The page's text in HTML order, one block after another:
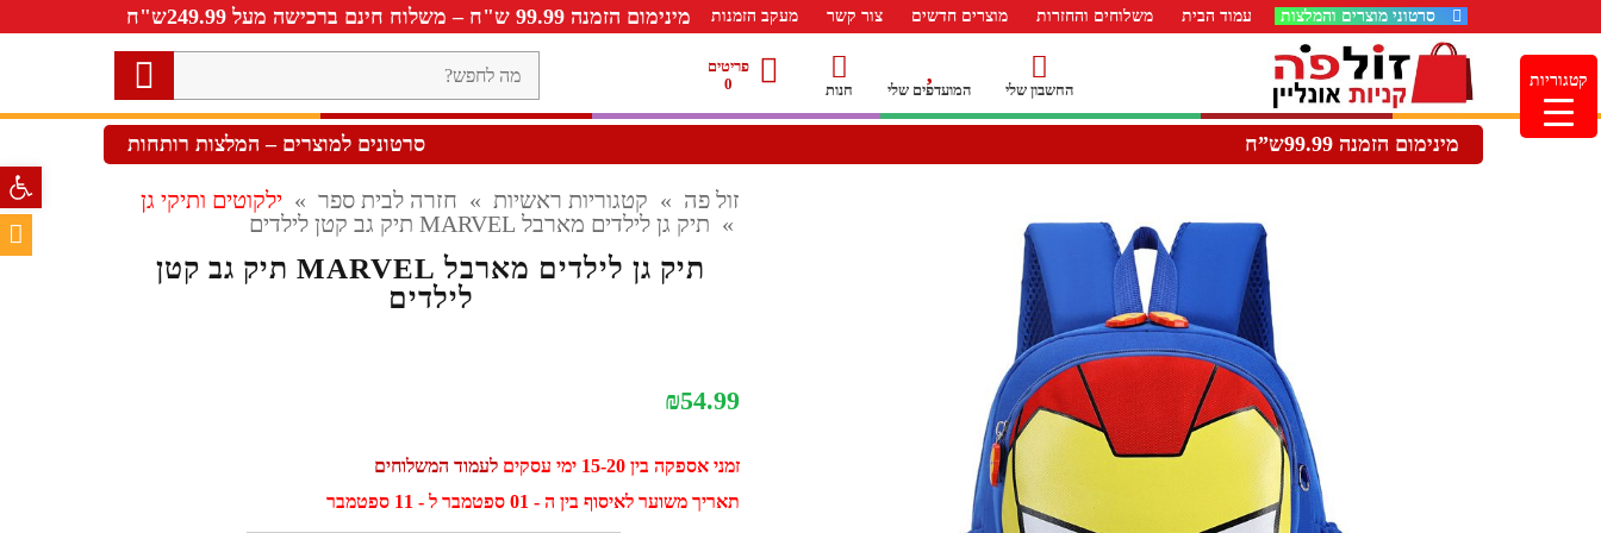
סרטוני מוצרים והמלצות עמוד הבית משלוחים והחזרות מוצרים חדשים צור קשר מעקב הזמנות מינימום הזמנה 99.99 ש"ח – משלוח חינם ברכישה מעל 249.99ש"ח
החשבון שלי המועדפים שלי חנות
פריטים
0
לחפש?
מינימום הזמנה 99.99ש”ח סרטונים למוצרים – המלצות רותחות
זול פה » קטגוריות ראשיות » חזרה לבית ספר » ילקוטים ותיקי גן
» תיק גן לילדים מארבל MARVEL תיק גב קטן לילדים
תיק גן לילדים מארבל MARVEL תיק גב קטן
לילדים
₪54.99
זמני אספקה בין 15-20 ימי עסקים
לעמוד המשלוחים
תאריך משוער לאיסוף בין ה - 01 ספטמבר ל - 11 ספטמבר
קטגוריות
פתח